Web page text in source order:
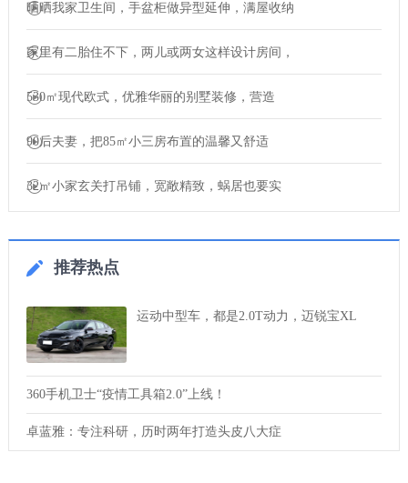
晒晒我家卫生间，手盆柜做异型延伸，满屋收纳
家里有二胎住不下，两儿或两女这样设计房间，
530㎡现代欧式，优雅华丽的别墅装修，营造
90后夫妻，把85㎡小三房布置的温馨又舒适
32㎡小家玄关打吊铺，宽敞精致，蜗居也要实
推荐热点
运动中型车，都是2.0T动力，迈锐宝XL
360手机卫士“疫情工具箱2.0”上线！
卓蓝雅：专注科研，历时两年打造头皮八大症